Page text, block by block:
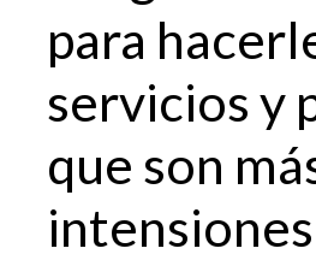
para
servicios y
que son